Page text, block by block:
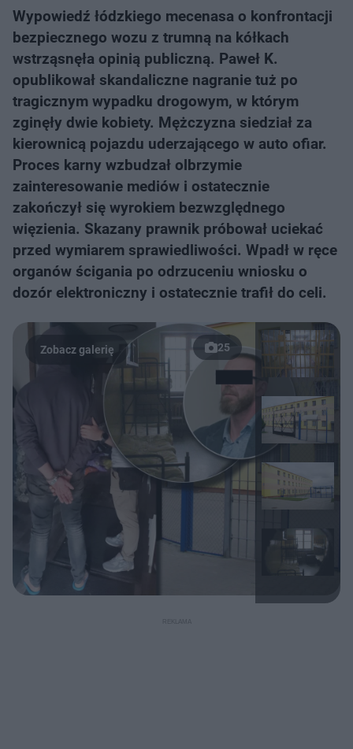
Wypowiedź łódzkiego mecenasa o konfrontacji
bezpiecznego wozu z trumną na kółkach
wstrząsnęła opinią publiczną. Paweł K.
opublikował skandaliczne nagranie tuż po
tragicznym wypadku drogowym, w którym
zginęły dwie kobiety. Mężczyzna siedział za
kierownicą pojazdu uderzającego w auto ofiar.
Proces karny wzbudzał olbrzymie
zainteresowanie mediów i ostatecznie
zakończył się wyrokiem bezwzględnego
więzienia. Skazany prawnik próbował uciekać
przed wymiarem sprawiedliwości. Wpadł w ręce
organów ścigania po odrzuceniu wniosku o
dozór elektroniczny i ostatecznie trafił do celi.
25